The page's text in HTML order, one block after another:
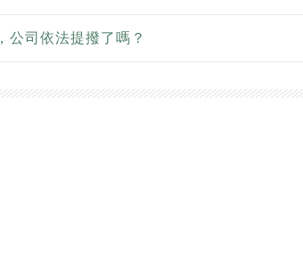
公司依法提撥了嗎？